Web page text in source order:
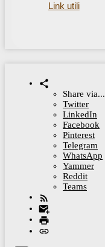
Link utili
Share via...
Twitter
LinkedIn
Facebook
Pinterest
Telegram
WhatsApp
Yammer
Reddit
Teams